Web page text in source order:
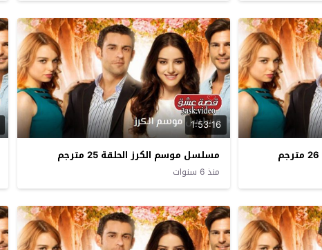
1:53:16
مسلسل موسم الكرز الحلقة 25 مترجم
منذ 6 سنوات